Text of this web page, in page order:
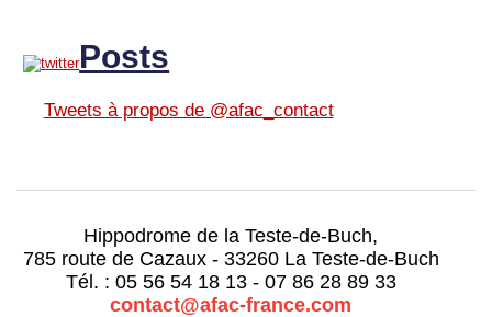
Posts
Tweets à propos de @afac_contact
Hippodrome de la Teste-de-Buch,
785 route de Cazaux - 33260 La Teste-de-Buch
Tél. : 05 56 54 18 13 - 07 86 28 89 33
contact@afac-france.com